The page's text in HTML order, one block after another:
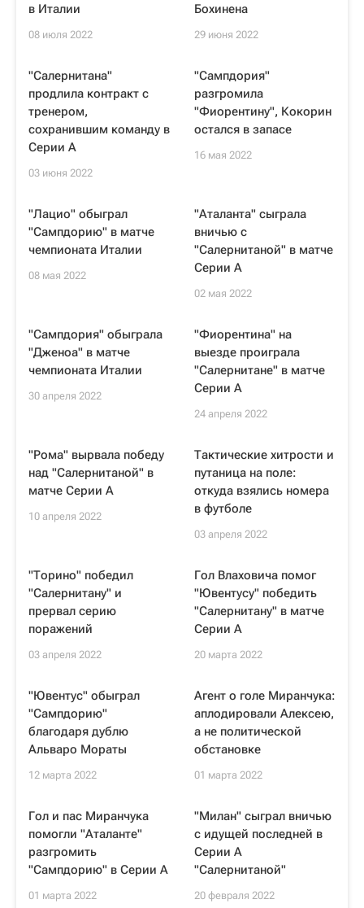
в Италии
08 июля 2022
Бохинена
29 июня 2022
"Салернитана"
продлила контракт с
тренером,
сохранившим команду в
Серии A
03 июня 2022
"Сампдория"
разгромила
"Фиорентину", Кокорин
остался в запасе
16 мая 2022
"Лацио" обыграл
"Сампдорию" в матче
чемпионата Италии
08 мая 2022
"Аталанта" сыграла
вничью с
"Салернитаной" в матче
Серии А
02 мая 2022
"Сампдория" обыграла
"Дженоа" в матче
чемпионата Италии
30 апреля 2022
"Фиорентина" на
выезде проиграла
"Салернитане" в матче
Серии А
24 апреля 2022
"Рома" вырвала победу
над "Салернитаной" в
матче Серии А
10 апреля 2022
Тактические хитрости и
путаница на поле:
откуда взялись номера
в футболе
03 апреля 2022
"Торино" победил
"Салернитану" и
прервал серию
поражений
03 апреля 2022
Гол Влаховича помог
"Ювентусу" победить
"Салернитану" в матче
Серии А
20 марта 2022
"Ювентус" обыграл
"Сампдорию"
благодаря дублю
Альваро Мораты
12 марта 2022
Агент о голе Миранчука:
аплодировали Алексею,
а не политической
обстановке
01 марта 2022
Гол и пас Миранчука
помогли "Аталанте"
разгромить
"Сампдорию" в Серии А
01 марта 2022
"Милан" сыграл вничью
с идущей последней в
Серии А
"Салернитаной"
20 февраля 2022